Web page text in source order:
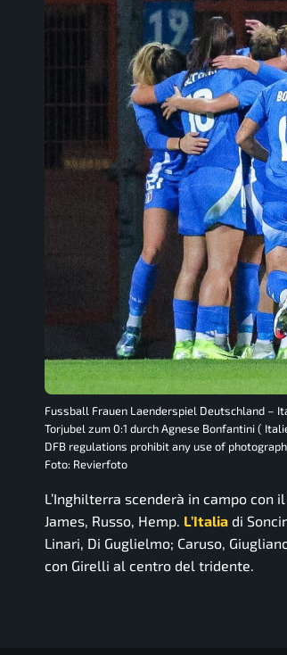
Fussball Frauen Laenderspiel Deutschland –
Torjubel zum 0:1 durch Agnese Bonfantini (
DFB regulations prohibit any use of
Foto: Revierfoto
L’Inghilterra scenderà in campo con
James, Russo, Hemp. L’Italia di
Linari, Di Guglielmo; Caruso,
con Girelli al centro del tridente.